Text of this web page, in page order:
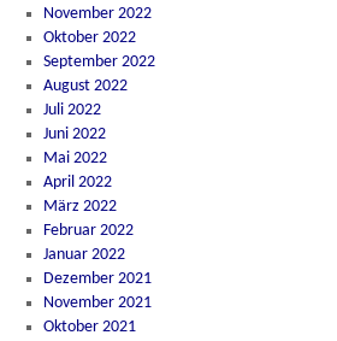
November 2022
Oktober 2022
September 2022
August 2022
Juli 2022
Juni 2022
Mai 2022
April 2022
März 2022
Februar 2022
Januar 2022
Dezember 2021
November 2021
Oktober 2021